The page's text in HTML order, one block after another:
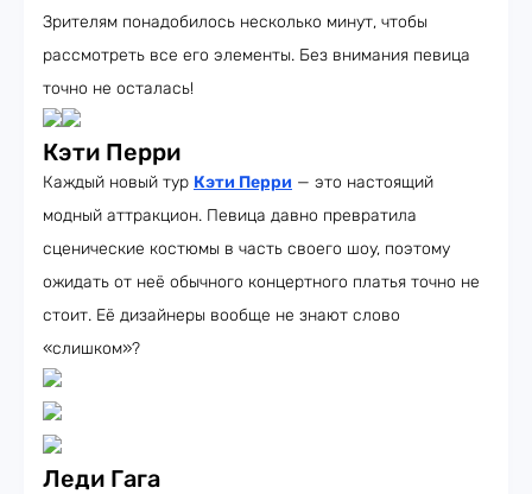
Зрителям понадобилось несколько минут, чтобы
рассмотреть все его элементы. Без внимания певица
точно не осталась!
Кэти Перри
Каждый новый тур Кэти Перри — это настоящий
модный аттракцион. Певица давно превратила
сценические костюмы в часть своего шоу, поэтому
ожидать от неё обычного концертного платья точно не
стоит. Её дизайнеры вообще не знают слово
«слишком»?
Леди Гага